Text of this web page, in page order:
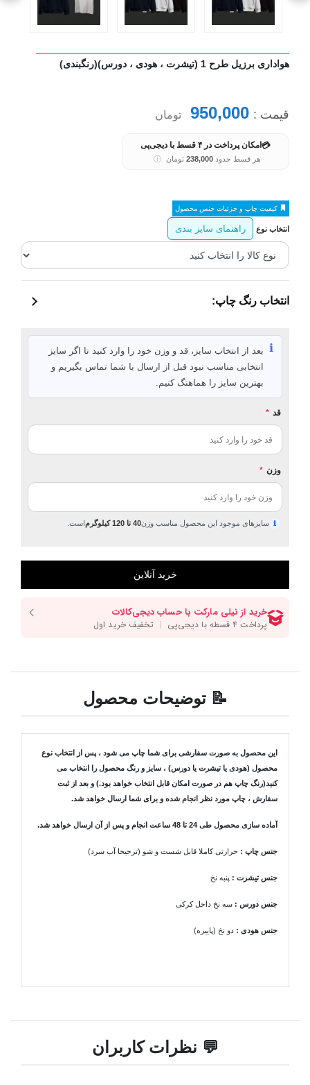
هواداری برزیل طرح 1 (تیشرت ، هودی ، دورس)(رنگبندی)
قیمت : 950,000 تومان
💳 امکان پرداخت در ۴ قسط با دیجی‌پی
هر قسط حدود238,000 تومان ⓘ
کیفیت چاپ و جزئیات جنس محصول
انتخاب نوع راهنمای سایز بندی
انتخاب رنگ چاپ:
ℹ️ بعد از انتخاب سایز، قد و وزن خود را وارد کنید تا اگر سایز
انتخابی مناسب نبود قبل از ارسال با شما تماس بگیریم و
بهترین سایز را هماهنگ کنیم.
قد *
وزن *
ℹ سایزهای موجود این محصول مناسب وزن40 تا 120 کیلوگرم است.
📝 توضیحات محصول
این محصول به صورت سفارشی برای شما چاپ می شود ، پس از انتخاب نوع
محصول (هودی یا تیشرت یا دورس) ، سایز و رنگ محصول را انتخاب می
کنید(رنگ چاپ هم در صورت امکان قابل انتخاب خواهد بود.) و بعد از ثبت
سفارش ، چاپ مورد نظر انجام شده و برای شما ارسال خواهد شد.
آماده سازی محصول طی 24 تا 48 ساعت انجام و پس از آن ارسال خواهد شد.
جنس چاپ : حرارتی کاملا قابل شست و شو (ترجیحا آب سرد)
جنس تیشرت : پنبه نخ
جنس دورس : سه نخ داخل کرکی
جنس هودی : دو نخ (پاییزه)
💬 نظرات کاربران